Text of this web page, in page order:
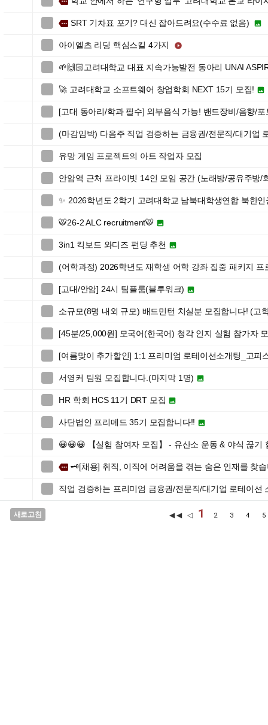
more SRT 기차표 포기? 대신 잡아드려요(수수료 없음) 
아이엘츠 리딩 핵심스킬 4가지 
🌱🙌🏻고려대학교 대표 지속가능발전 동아리 UNAI
🚀 고려대학교 소프트웨어 창업학회 NEXT 15기 모집! 
[고대 동아리/학과 필수] 외부음식 가능! 밴드장비/음향/
(마감임박) 다음주 직업 검증하는 금융권/전문직/대기업
유망 게임 프로젝트의 아트 작업자 모집
안암역 근처 프라이빗 14인 모임 공간 (노래방/공유주방/
✨ 2026학년도 2학기 고려대학교 남북대학생연합 북한
🐯26-2 ALC recruitment🐯 
3in1 킥보드 와디즈 펀딩 추천 
(어학과정) 2026학년도 재학생 어학 강좌 집중 패키지 프
[고대/안암] 24시 팀플룸(블루워크) 
소규모(8명 내외 규모) 배드민턴 치실분 모집합니다! (고
[45분/25,000원] 모국어(한국어) 청각 인지 실험 참가자
[여름맞이 추가할인] 1:1 프리미엄 로테이션소개팅_고피
서영커 팀원 모집합니다.(마지막 1명) 
HR 학회 HCS 11기 DRT 모집 
사단법인 프리메드 35기 모집합니다!! 
😀😀😀 【실험 참여자 모집】 - 유산소 운동 & 야식 끊
more 🗝️[채용] 취직, 이직에 어려움을 겪는 숨은 인재를 찾
직업 검증하는 프리미엄 금융권/전문직/대기업 로테이션
새로고침 ◀◀ ◁ 1 2 3 4